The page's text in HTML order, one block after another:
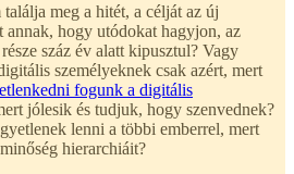
meg a hitét, a célját az új
annak, hogy utódokat hagyjon, az
száz év alatt kipusztul? Vagy
személyeknek csak azért, mert
fogunk a digitális
jólesik és tudjuk, hogy szenvednek?
lenni a többi emberrel, mert
hierarchiáit?